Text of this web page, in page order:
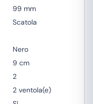
99 mm
Scatola
Nero
9 cm
2
2 ventola(e)